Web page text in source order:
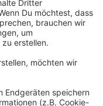
Wagen zur AfD aus